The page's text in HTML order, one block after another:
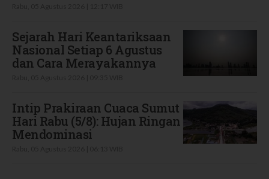
Sejarah Hari Keantariksaan
Nasional Setiap 6 Agustus
dan Cara Merayakannya
Intip Prakiraan Cuaca Sumut
Hari Rabu (5/8): Hujan Ringan
Mendominasi